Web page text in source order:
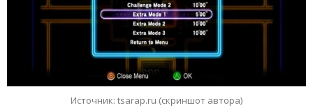
Источник: tsarap.ru (скриншот автора)